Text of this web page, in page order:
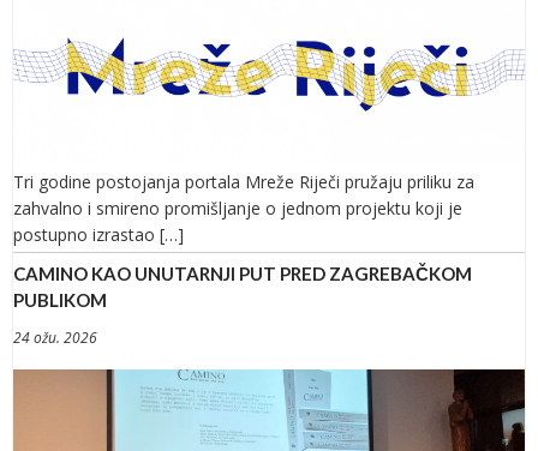
Tri godine postojanja portala Mreže Riječi pružaju priliku za
zahvalno i smireno promišljanje o jednom projektu koji je
postupno izrastao […]
CAMINO KAO UNUTARNJI PUT PRED ZAGREBAČKOM
PUBLIKOM
24 ožu. 2026